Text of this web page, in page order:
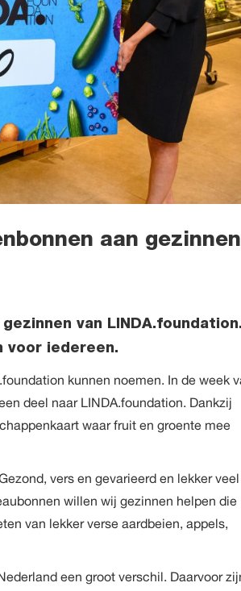
aan gezinnen
van
voor iedereen.
kunnen noemen. In de week
deel naar LINDA.foundation. Dankzij
waar fruit en groente mee
vers en gevarieerd en lekker veel
willen wij gezinnen helpen die
van lekker verse aardbeien, appels,
een groot verschil. Daarvoor